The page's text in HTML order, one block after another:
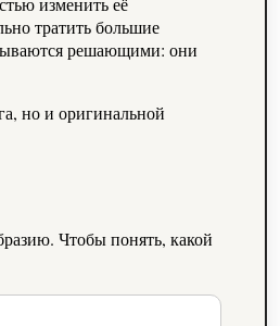
тратить большие
решающими: они
но и оригинальной
Чтобы понять, какой